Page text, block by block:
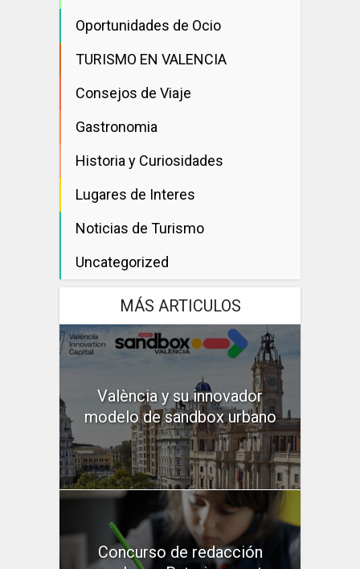
Oportunidades de Ocio
TURISMO EN VALENCIA
Consejos de Viaje
Gastronomia
Historia y Curiosidades
Lugares de Interes
Noticias de Turismo
Uncategorized
MÁS ARTICULOS
València y su innovador
modelo de sandbox urbano
Concurso de redacción